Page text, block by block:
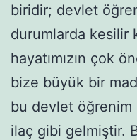
biridir; devlet
durumlarda kesilir
hayatımızın çok
bize büyük bir
bu devlet öğrenim
ilaç gibi gelmiştir.